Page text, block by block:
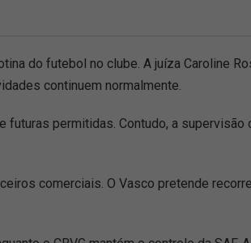
do futebol no clube. A juíza Caroline
continuem normalmente.
permitidas. Contudo, a supervisão
comerciais. O Vasco pretende